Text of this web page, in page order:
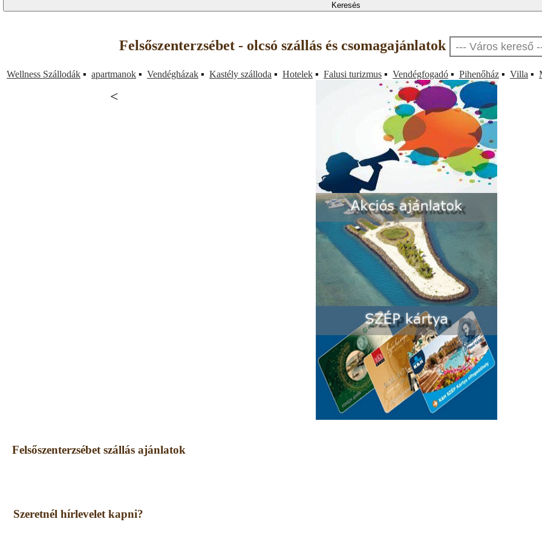
<
Felsőszenterzsébet - olcsó szállás és csomagajánlatok
Wellness Szállodák ▪ apartmanok ▪ Vendégházak ▪ Kastély szálloda ▪ Hotelek ▪ Falusi turizmus ▪ Vendégfogadó ▪ Pihenőház ▪ Villa ▪
Felsőszenterzsébet szállás ajánlatok
Szeretnél hírlevelet kapni?